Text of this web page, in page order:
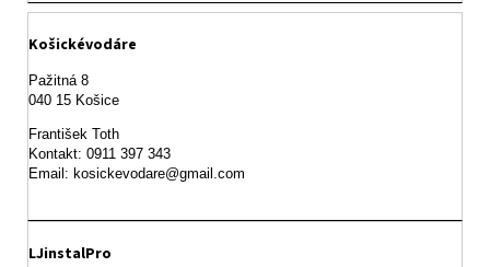
Košickévodáre
Pažitná 8
František Toth
Kontakt: 0911 397 343
Email: kosickevodare@gmail.com
LJinstalPro